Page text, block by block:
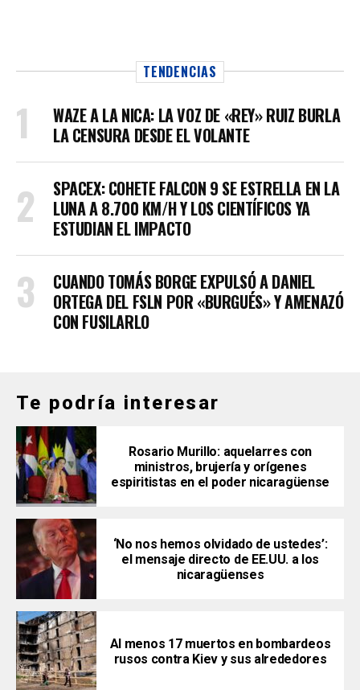
TENDENCIAS
WAZE A LA NICA: LA VOZ DE «REY» RUIZ BURLA
LA CENSURA DESDE EL VOLANTE
SPACEX: COHETE FALCON 9 SE ESTRELLA EN LA
LUNA A 8.700 KM/H Y LOS CIENTÍFICOS YA
ESTUDIAN EL IMPACTO
CUANDO TOMÁS BORGE EXPULSÓ A DANIEL
ORTEGA DEL FSLN POR «BURGUÉS» Y AMENAZÓ
CON FUSILARLO
Te podría interesar
Rosario Murillo: aquelarres con
ministros, brujería y orígenes
espiritistas en el poder nicaragüense
‘No nos hemos olvidado de ustedes’:
el mensaje directo de EE.UU. a los
nicaragüenses
Al menos 17 muertos en bombardeos
rusos contra Kiev y sus alrededores